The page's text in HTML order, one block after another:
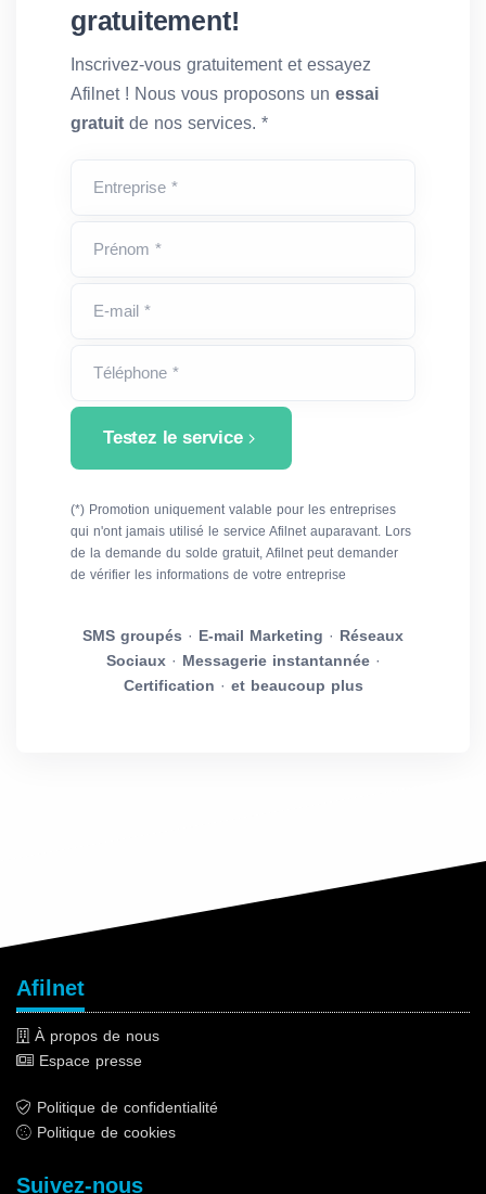
gratuitement!
Inscrivez-vous gratuitement et essayez
Afilnet ! Nous vous proposons un essai
gratuit de nos services. *
Entreprise *
Prénom *
E-mail *
Téléphone *
Testez le service
(*) Promotion uniquement valable pour les entreprises
qui n'ont jamais utilisé le service Afilnet auparavant. Lors
de la demande du solde gratuit, Afilnet peut demander
de vérifier les informations de votre entreprise
SMS groupés · E-mail Marketing · Réseaux
Sociaux· Messagerie instantannée·
Certification · et beaucoup plus
Afilnet
À propos de nous
Espace presse
Politique de confidentialité
Politique de cookies
Suivez-nous